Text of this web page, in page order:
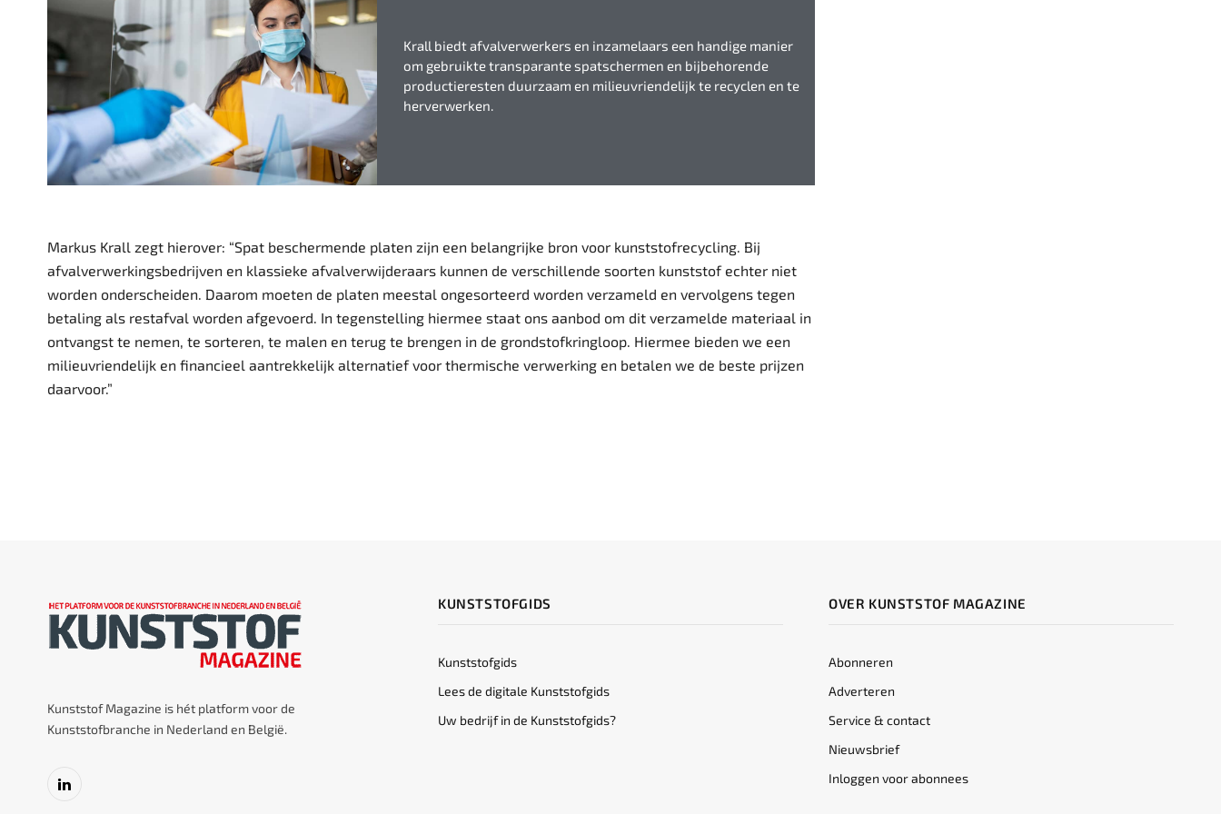
Krall biedt afvalverwerkers en inzamelaars een handige manier
om gebruikte transparante spatschermen en bijbehorende
productieresten duurzaam en milieuvriendelijk te recyclen en te
herverwerken.
Markus Krall zegt hierover: “Spat beschermende platen zijn een belangrijke bron voor kunststofrecycling. Bij
afvalverwerkingsbedrijven en klassieke afvalverwijderaars kunnen de verschillende soorten kunststof echter niet
worden onderscheiden. Daarom moeten de platen meestal ongesorteerd worden verzameld en vervolgens tegen
betaling als restafval worden afgevoerd. In tegenstelling hiermee staat ons aanbod om dit verzamelde materiaal in
ontvangst te nemen, te sorteren, te malen en terug te brengen in de grondstofkringloop. Hiermee bieden we een
milieuvriendelijk en financieel aantrekkelijk alternatief voor thermische verwerking en betalen we de beste prijzen
daarvoor.”
Kunststof Magazine is hét platform voor de
Kunststofbranche in Nederland en België.
LinkedIn
KUNSTSTOFGIDS
Kunststofgids
Lees de digitale Kunststofgids
Uw bedrijf in de Kunststofgids?
OVER KUNSTSTOF MAGAZINE
Abonneren
Adverteren
Service & contact
Nieuwsbrief
Inloggen voor abonnees